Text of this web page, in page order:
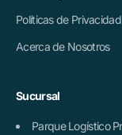
Políticas de Privacidad
Acerca de Nosotros
Sucursal
Parque Logístico